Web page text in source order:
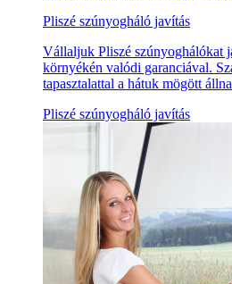
Pliszé szúnyogháló javítás
Vállaljuk Pliszé szúnyoghálókat
környékén valódi garanciával.
tapasztalattal a hátuk mögött
Pliszé szúnyogháló javítás